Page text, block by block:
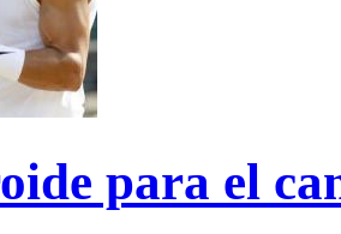
para el